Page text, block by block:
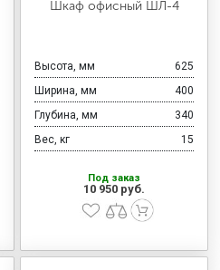
Шкаф офисный ШЛ-4
Высота, мм
625
Ширина, мм
400
Глубина, мм
340
Вес, кг
15
Под заказ
10 950 руб.